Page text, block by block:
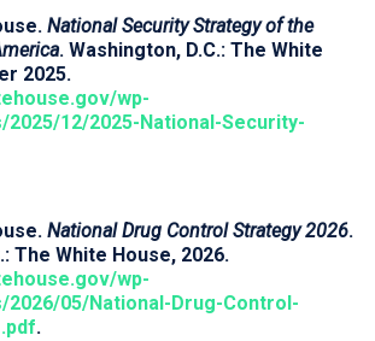
National Security Strategy of the
. Washington, D.C.: The White
2025.
wp-
12/2025-National-Security-
National Drug Control Strategy 2026.
The White House, 2026.
wp-
05/National-Drug-Control-
.